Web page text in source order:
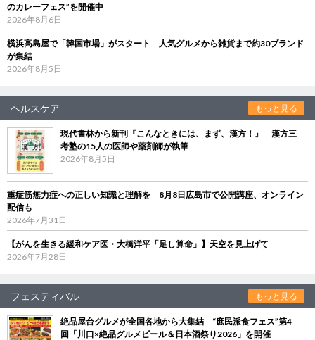
のカレーフェス”を開催中
2026年8月6日
横浜高島屋で「韓国市場」がスタート 人気グルメから雑貨まで約30ブランド
が集結
2026年8月5日
ヘルスケア もっと見る
現代書林から新刊『こんなときには、まず、漢方！』 漢方三
考塾の15人の医師や薬剤師が執筆
2026年8月5日
重症筋無力症への正しい知識と理解を 8月8日広島市で公開講座、オンライン
配信も
2026年7月31日
【がんを生きる緩和ケア医・大橋洋平「足し算命」】天空を見上げて
2026年7月28日
フェスティバル もっと見る
絶品屋台グルメが全国各地から大集結 “庶民派食フェス”第4
回「川口×絶品グルメビール＆日本酒祭り2026」を開催